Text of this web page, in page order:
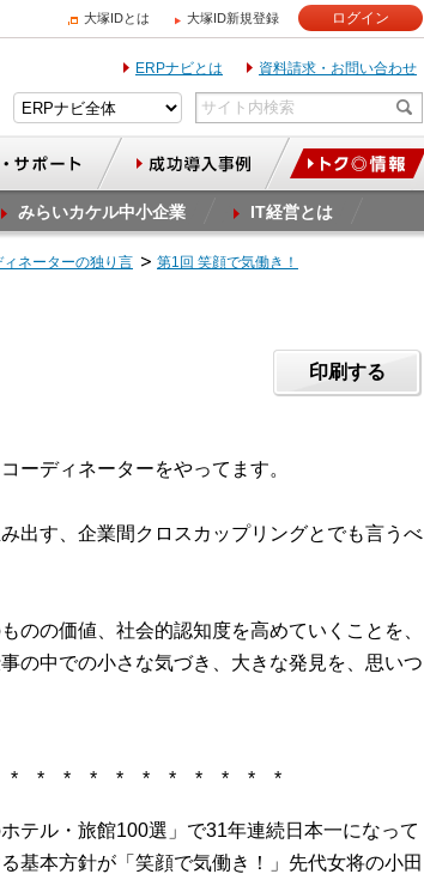
大塚IDとは 大塚ID新規登録 ログイン
ERPナビとは 資料請求・お問い合わせ
みらいカケル中小企業 IT経営とは
ネーターの独り言 第1回 笑顔で気働き！
印刷する
ーディネーターをやってます。
出す、企業間クロスカップリングとでも言うべ
のの価値、社会的認知度を高めていくことを、
の中での小さな気づき、大きな発見を、思いつ
* * * * * * * * * * *
テル・旅館100選」で31年連続日本一になって
基本方針が「笑顔で気働き！」先代女将の小田